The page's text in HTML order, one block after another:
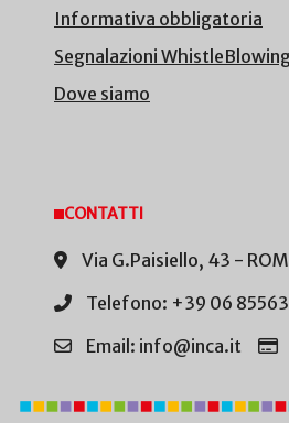
Informativa obbligatoria
Segnalazioni
Dove siamo
CONTATTI
Via G.Paisiello, 43 -
Telefono: +39 06
Email: info@inca.it